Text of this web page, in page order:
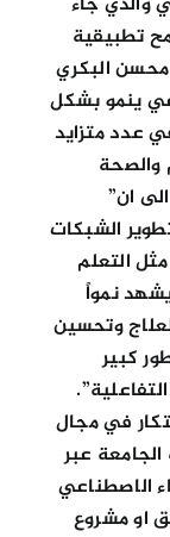
تطبيقية
البكري
ينمو بشكل
عدد متزايد
والصحة
ان”
الشبكات
التعلم
نمواً
وتحسين
كبير
في مجال
عبر
الاصطناعي
او مشروع